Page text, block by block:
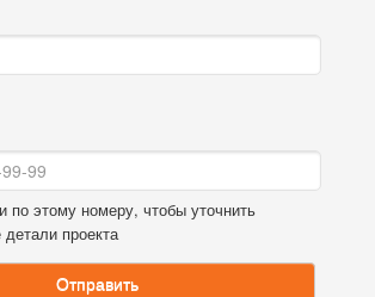
этому номеру, чтобы уточнить
проекта
Отправить